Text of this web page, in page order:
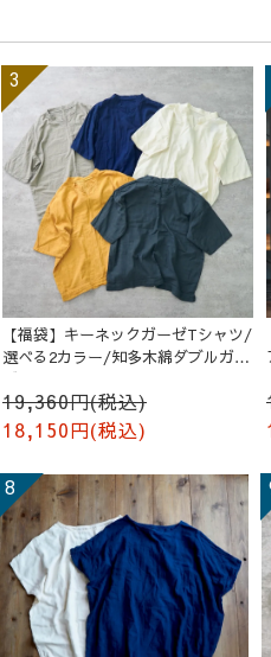
【福袋】キーネックガーゼTシャツ/
選べる2カラー/知多木綿ダブルガー
ゼ
19,360円(税込)
18,150円(税込)